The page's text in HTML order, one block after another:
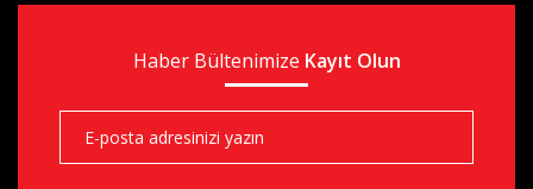
Haber Bültenimize Kayıt Olun